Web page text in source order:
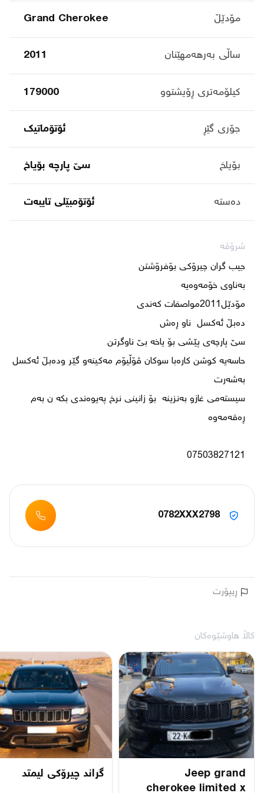
مۆدێڵ Grand Cherokee
ساڵی بەرهەمهێنان 2011
کیلۆمەتری ڕۆیشتوو 179000
جۆری گێڕ ئۆتۆماتیک
بۆیاخ سێ پارچە بۆیاخ
دەستە ئۆتۆمبێلی تایبه‌ت
شرۆڤە
07503827121
0782XXX2798
ڕیپۆرت
کاڵا هاوشێوەکان
Jeep grand
cherokee limited x
گراند چیرۆکی لیمتد